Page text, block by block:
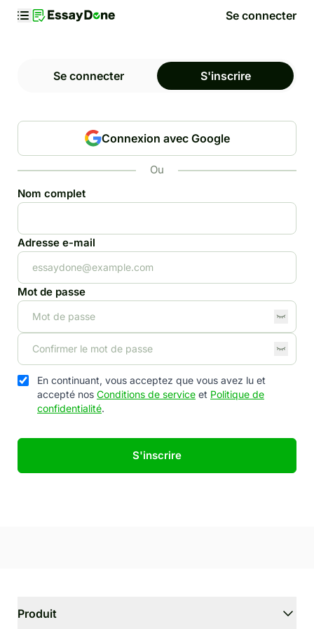
Se connecter
Se connecter S'inscrire
Connexion avec Google
Ou
Nom complet
Adresse e-mail
Mot de passe
En continuant, vous acceptez que vous avez lu et
accepté nos Conditions de service et Politique de
confidentialité.
S'inscrire
Produit